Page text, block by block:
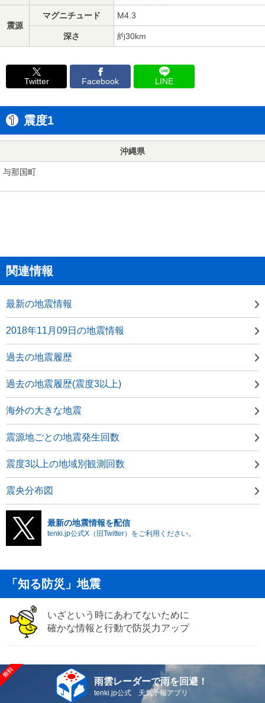
震源
マグニチュード M4.3
深さ 約30km
Twitter Facebook LINE
震度1
沖縄県
与那国町
関連情報
最新の地震情報
2018年11月09日の地震情報
過去の地震履歴
過去の地震履歴(震度3以上)
海外の大きな地震
震源地ごとの地震発生回数
震度3以上の地域別観測回数
震央分布図
最新の地震情報を配信
tenki.jp公式X（旧Twitter）をご利用ください。
「知る防災」地震
いざという時にあわてないために
確かな情報と行動で防災力アップ
雨雲レーダーで雨を回避！
tenki.jp公式 天気予報アプリ